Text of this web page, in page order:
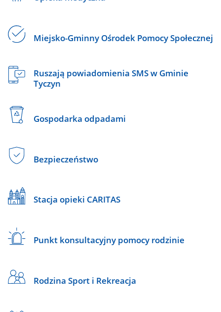
Miejsko-Gminny Ośrodek Pomocy Społecznej
Ruszają powiadomienia SMS w Gminie
Tyczyn
Gospodarka odpadami
Bezpieczeństwo
Stacja opieki CARITAS
Punkt konsultacyjny pomocy rodzinie
Rodzina Sport i Rekreacja